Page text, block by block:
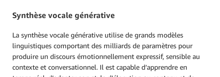
Synthèse vocale générative
La synthèse vocale générative utilise de grands modèles
linguistiques comportant des milliards de paramètres pour
produire un discours émotionnellement expressif, sensible au
contexte et conversationnel. Il est capable d’apprendre en